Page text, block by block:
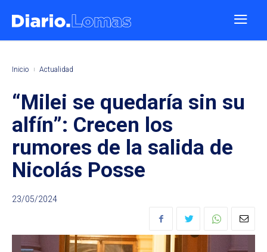
Inicio Actualidad
“Milei se quedaría sin su
alfín”: Crecen los
rumores de la salida de
Nicolás Posse
23/05/2024